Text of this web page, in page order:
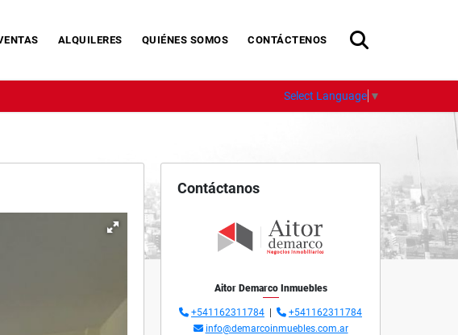
ALQUILERES QUIÉNES SOMOS CONTÁCTENOS
Select Language ▼
Contáctanos
Aitor Demarco Inmuebles
+541162311784
+541162311784
info@demarcoinmuebles.com.ar